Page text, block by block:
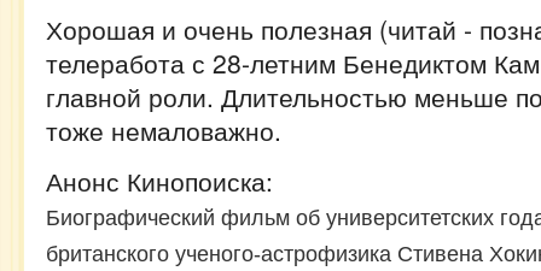
Хорошая и очень полезная (читай -
телеработа с 28-летним Бенедиктом
главной роли. Длительностью меньше
тоже немаловажно.
Анонс Кинопоиска:
Биографический фильм об университетских
британского ученого-астрофизика Стивена